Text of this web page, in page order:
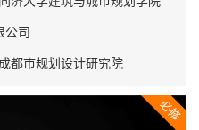
公司
成都市规划设计研究院